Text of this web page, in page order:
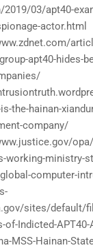
2019/03/apt40-
actor.html
apt40-hides-
the-hainan-
company/
working-ministry-
computer-
sites/default/
of-Indicted-
MSS-Hainan-